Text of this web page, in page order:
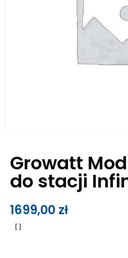
Growatt
do stacji
1699,00 zł